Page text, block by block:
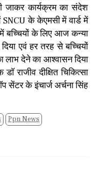
जाकर कार्यक्रम का संदेश
SNCU के केएमसी में वार्ड में
बच्चियों के लिए आज कन्या
एवं हर तरह से बच्चियों
लाभ देने का आश्वासन दिया
राजीव दीक्षित चिकित्सा
सेंटर के इंचार्ज अर्चना सिंह
Ppn News